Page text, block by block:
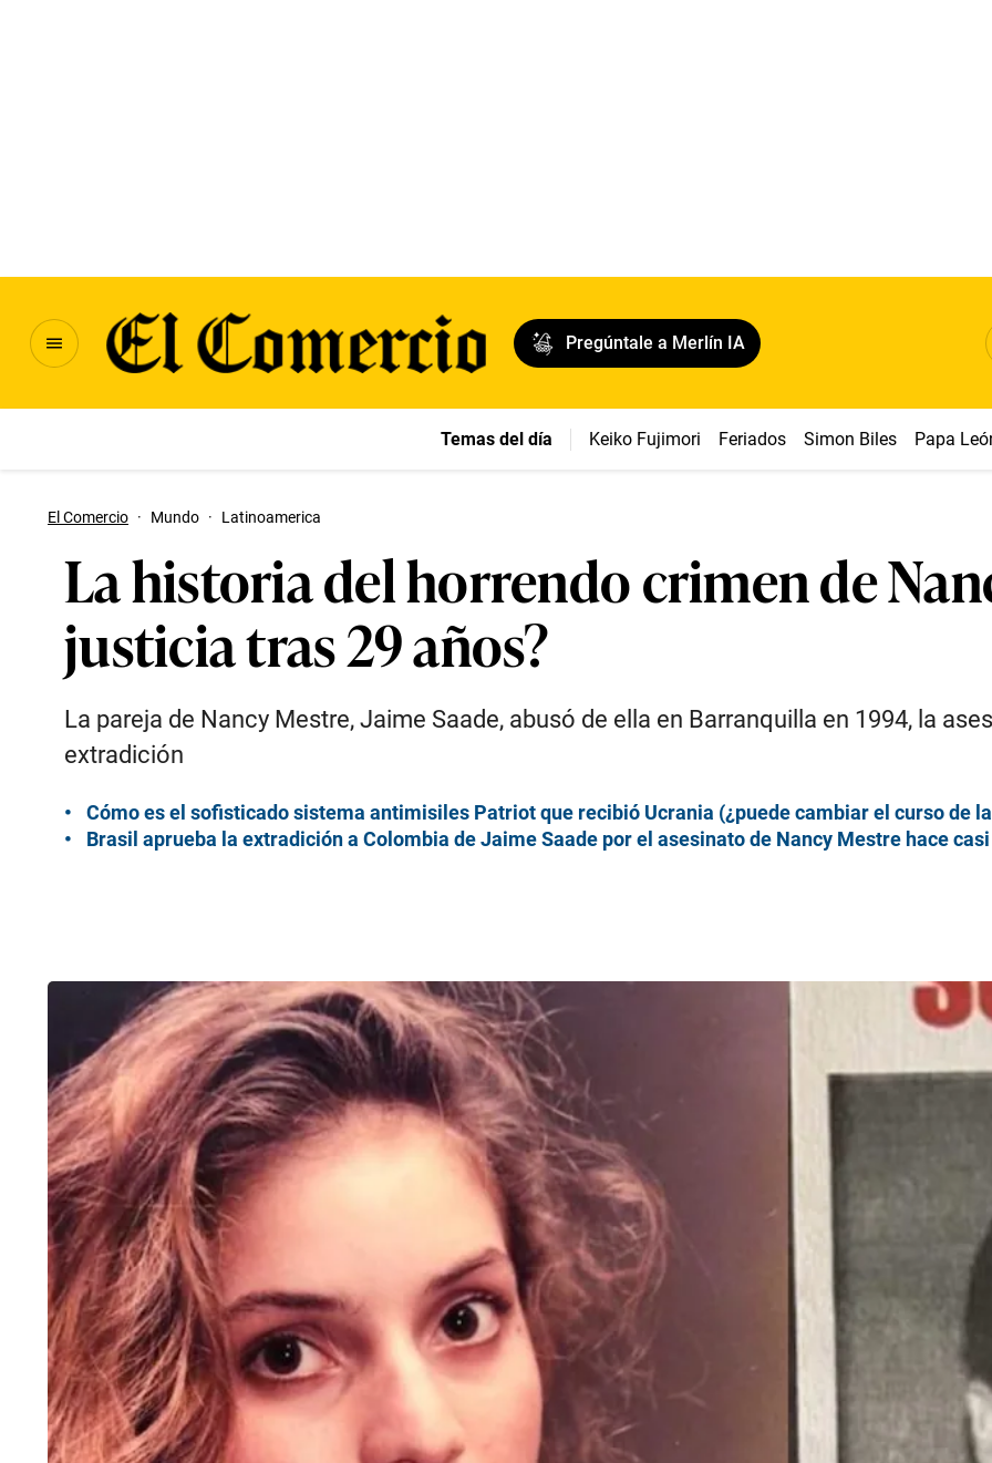
Pregúntale a Merlín IA
Temas del día Keiko Fujimori Feriados Simon Biles Papa
El Comercio · Mundo · Latinoamerica
La historia del horrendo crimen de
justicia tras 29 años?
La pareja de Nancy Mestre, Jaime Saade, abusó de ella en Barranquilla en 1994, la
extradición
Cómo es el sofisticado sistema antimisiles Patriot que recibió Ucrania (¿puede cambiar el curso de
Brasil aprueba la extradición a Colombia de Jaime Saade por el asesinato de Nancy Mestre hace